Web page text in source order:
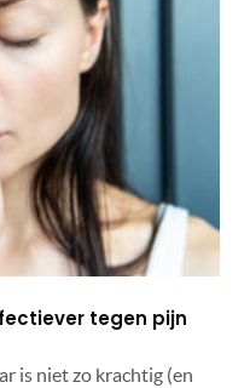
tegen pijn
is niet zo krachtig (en